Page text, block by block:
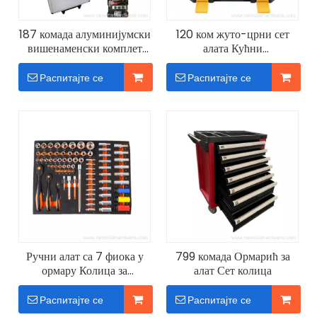
187 комада алуминијумски
вишенаменски комплет
алата у стилу колица
Распитајте се
120 ком жуто-црни сет
алата Кућни
вишенаменски хардвер
Распитајте се
Ручни алат са 7 фиока у
ормару Колица за
професионални сет алата
Распитајте се
799 комада Ормарић за
алат Сет колица
Распитајте се